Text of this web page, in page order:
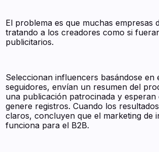
El problema es que muchas empresas
tratando a los creadores como si
publicitarios.
Seleccionan influencers basándose en
seguidores, envían un resumen del
una publicación patrocinada y esperan
genere registros. Cuando los
claros, concluyen que el marketing de
funciona para el B2B.